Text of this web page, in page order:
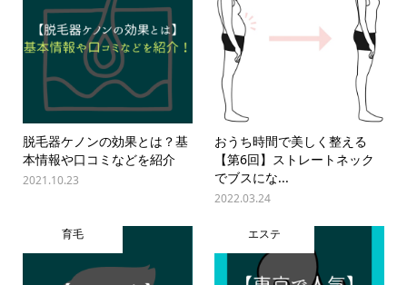
脱毛器ケノンの効果とは？基
本情報や口コミなどを紹介
2021.10.23
おうち時間で美しく整える
【第6回】ストレートネック
でブスにな...
2022.03.24
育毛 エステ